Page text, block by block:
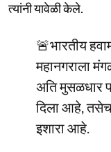
त्यांनी यावेळी केले.
🚨भारतीय
महानगराला
अति मुसळधार
दिला आहे, तसेच
इशारा आहे.